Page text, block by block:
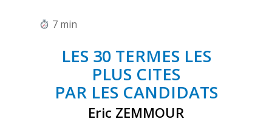
7 min
LES 30 TERMES LES
PLUS CITES
PAR LES CANDIDATS
Eric ZEMMOUR